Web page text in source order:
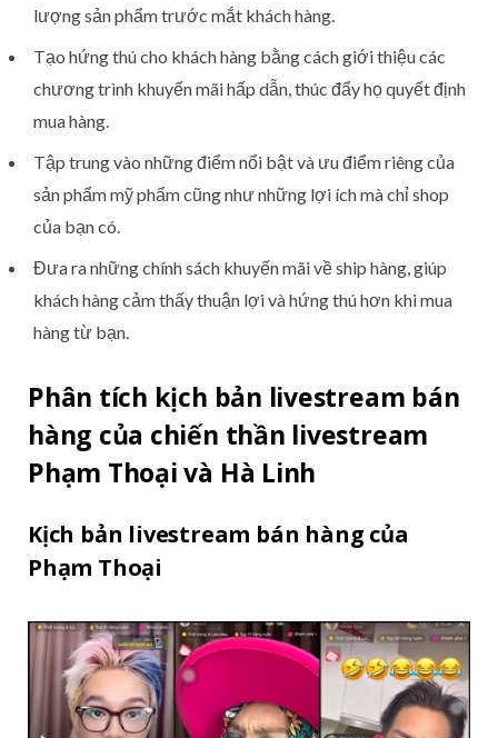
lượng sản phẩm trước mắt khách hàng.
Tạo hứng thú cho khách hàng bằng cách giới thiệu các
chương trình khuyến mãi hấp dẫn, thúc đẩy họ quyết định
mua hàng.
Tập trung vào những điểm nổi bật và ưu điểm riêng của
sản phẩm mỹ phẩm cũng như những lợi ích mà chỉ shop
của bạn có.
Đưa ra những chính sách khuyến mãi về ship hàng, giúp
khách hàng cảm thấy thuận lợi và hứng thú hơn khi mua
hàng từ bạn.
Phân tích kịch bản livestream bán
hàng của chiến thần livestream
Phạm Thoại và Hà Linh
Kịch bản livestream bán hàng của
Phạm Thoại